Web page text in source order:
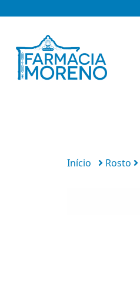
Início Rosto